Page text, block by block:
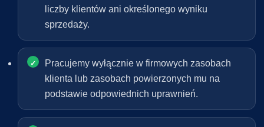
liczby klientów ani określonego wyniku
sprzedaży.
Pracujemy wyłącznie w firmowych zasobach
klienta lub zasobach powierzonych mu na
podstawie odpowiednich uprawnień.